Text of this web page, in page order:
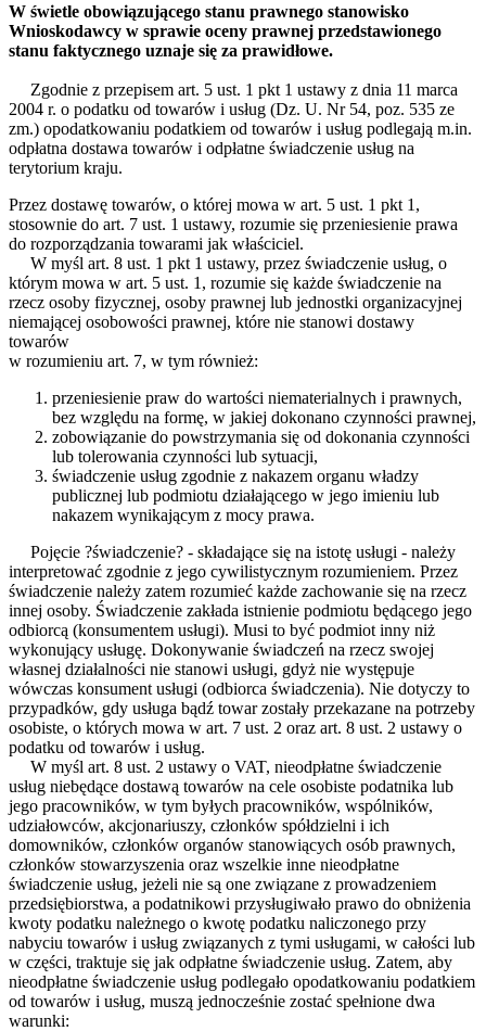
W świetle obowiązującego stanu prawnego stanowisko
Wnioskodawcy w sprawie oceny prawnej przedstawionego
stanu faktycznego uznaje się za prawidłowe.
Zgodnie z przepisem art. 5 ust. 1 pkt 1 ustawy z dnia 11 marca
2004 r. o podatku od towarów i usług (Dz. U. Nr 54, poz. 535 ze
zm.) opodatkowaniu podatkiem od towarów i usług podlegają m.in.
odpłatna dostawa towarów i odpłatne świadczenie usług na
terytorium kraju.
Przez dostawę towarów, o której mowa w art. 5 ust. 1 pkt 1,
stosownie do art. 7 ust. 1 ustawy, rozumie się przeniesienie prawa
do rozporządzania towarami jak właściciel.
W myśl art. 8 ust. 1 pkt 1 ustawy, przez świadczenie usług, o
którym mowa w art. 5 ust. 1, rozumie się każde świadczenie na
rzecz osoby fizycznej, osoby prawnej lub jednostki organizacyjnej
niemającej osobowości prawnej, które nie stanowi dostawy
towarów
w rozumieniu art. 7, w tym również:
przeniesienie praw do wartości niematerialnych i prawnych,
bez względu na formę, w jakiej dokonano czynności prawnej,
zobowiązanie do powstrzymania się od dokonania czynności
lub tolerowania czynności lub sytuacji,
świadczenie usług zgodnie z nakazem organu władzy
publicznej lub podmiotu działającego w jego imieniu lub
nakazem wynikającym z mocy prawa.
Pojęcie ?świadczenie? - składające się na istotę usługi - należy
interpretować zgodnie z jego cywilistycznym rozumieniem. Przez
świadczenie należy zatem rozumieć każde zachowanie się na rzecz
innej osoby. Świadczenie zakłada istnienie podmiotu będącego jego
odbiorcą (konsumentem usługi). Musi to być podmiot inny niż
wykonujący usługę. Dokonywanie świadczeń na rzecz swojej
własnej działalności nie stanowi usługi, gdyż nie występuje
wówczas konsument usługi (odbiorca świadczenia). Nie dotyczy to
przypadków, gdy usługa bądź towar zostały przekazane na potrzeby
osobiste, o których mowa w art. 7 ust. 2 oraz art. 8 ust. 2 ustawy o
podatku od towarów i usług.
W myśl art. 8 ust. 2 ustawy o VAT, nieodpłatne świadczenie
usług niebędące dostawą towarów na cele osobiste podatnika lub
jego pracowników, w tym byłych pracowników, wspólników,
udziałowców, akcjonariuszy, członków spółdzielni i ich
domowników, członków organów stanowiących osób prawnych,
członków stowarzyszenia oraz wszelkie inne nieodpłatne
świadczenie usług, jeżeli nie są one związane z prowadzeniem
przedsiębiorstwa, a podatnikowi przysługiwało prawo do obniżenia
kwoty podatku należnego o kwotę podatku naliczonego przy
nabyciu towarów i usług związanych z tymi usługami, w całości lub
w części, traktuje się jak odpłatne świadczenie usług. Zatem, aby
nieodpłatne świadczenie usług podlegało opodatkowaniu podatkiem
od towarów i usług, muszą jednocześnie zostać spełnione dwa
warunki: